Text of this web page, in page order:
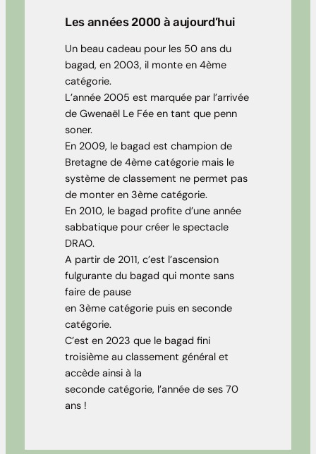
Les années 2000 à aujourd’hui
Un beau cadeau pour les 50 ans du
bagad, en 2003, il monte en 4ème
catégorie.
L’année 2005 est marquée par l’arrivée
de Gwenaël Le Fée en tant que penn
soner.
En 2009, le bagad est champion de
Bretagne de 4ème catégorie mais le
système de classement ne permet pas
de monter en 3ème catégorie.
En 2010, le bagad profite d’une année
sabbatique pour créer le spectacle
DRAO.
A partir de 2011, c’est l’ascension
fulgurante du bagad qui monte sans
faire de pause
en 3ème catégorie puis en seconde
catégorie.
C’est en 2023 que le bagad fini
troisième au classement général et
accède ainsi à la
seconde catégorie, l’année de ses 70
ans !